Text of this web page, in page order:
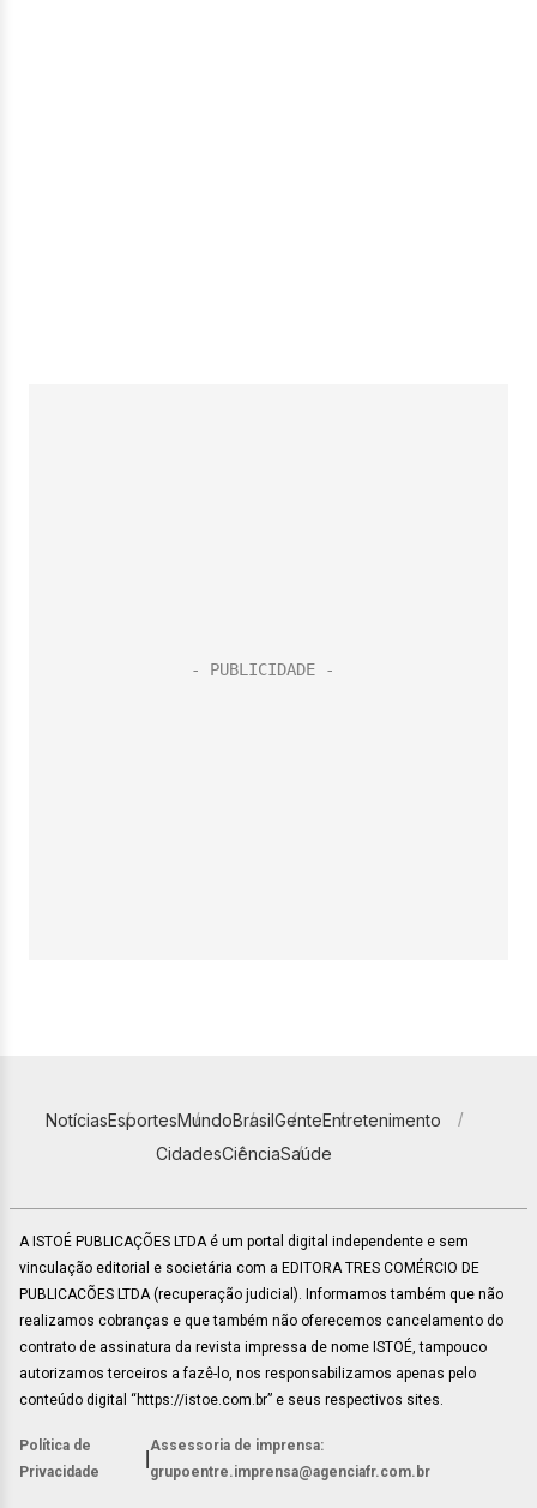
NotíciasEsportesMundoBrasilGenteEntretenimento
CidadesCiênciaSaúde
A ISTOÉ PUBLICAÇÕES LTDA é um portal digital independente e sem
vinculação editorial e societária com a EDITORA TRES COMÉRCIO DE
PUBLICACÕES LTDA (recuperação judicial). Informamos também que não
realizamos cobranças e que também não oferecemos cancelamento do
contrato de assinatura da revista impressa de nome ISTOÉ, tampouco
autorizamos terceiros a fazê-lo, nos responsabilizamos apenas pelo
conteúdo digital “https://istoe.com.br” e seus respectivos sites.
Política de
Privacidade
Assessoria de imprensa:
grupoentre.imprensa@agenciafr.com.br